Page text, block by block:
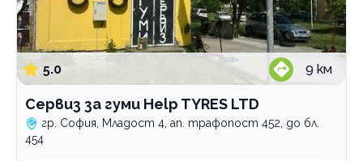
5.0 9 км
Сервиз за гуми Help TYRES LTD
гр. София, Младост 4, ап. трафопост 452, до бл.
454